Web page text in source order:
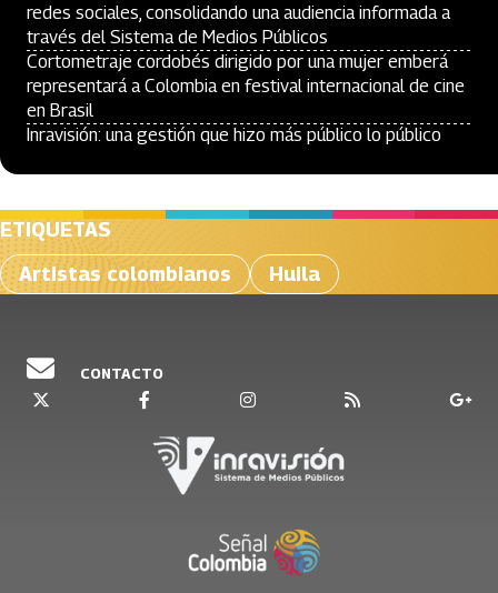
redes sociales, consolidando una audiencia informada a
través del Sistema de Medios Públicos
Cortometraje cordobés dirigido por una mujer emberá
representará a Colombia en festival internacional de cine
en Brasil
Inravisión: una gestión que hizo más público lo público
ETIQUETAS
Artistas colombianos
Huila
CONTACTO